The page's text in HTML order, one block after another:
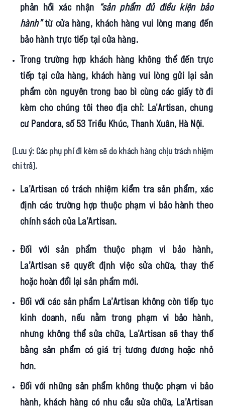
phản hồi xác nhận “sản phẩm đủ điều kiện bảo
hành”từ cửa hàng, khách hàng vui lòng mang đến
bảo hành trực tiếp tại cửa hàng.
Trong trường hợp khách hàng không thể đến trực
tiếp tại cửa hàng, khách hàng vui lòng gửi lại sản
phẩm còn nguyên trong bao bì cùng các giấy tờ đi
kèm cho chúng tôi theo địa chỉ: La'Artisan, chung
cư Pandora, số 53 Triều Khúc, Thanh Xuân, Hà Nội.
(Lưu ý: Các phụ phí đi kèm sẽ do khách hàng chịu trách nhiệm
chi trả).
La’Artisan có trách nhiệm kiểm tra sản phẩm, xác
định các trường hợp thuộc phạm vi bảo hành theo
chính sách của La’Artisan.
Đối với sản phẩm thuộc phạm vi bảo hành,
La’Artisan sẽ quyết định việc sửa chữa, thay thế
hoặc hoàn đổi lại sản phẩm mới.
Đối với các sản phẩm La’Artisan không còn tiếp tục
kinh doanh, nếu nằm trong phạm vi bảo hành,
nhưng không thể sửa chữa, La’Artisan sẽ thay thế
bằng sản phẩm có giá trị tương đương hoặc nhỏ
hơn.
Đối với những sản phẩm không thuộc phạm vi bảo
hành, khách hàng có nhu cầu sửa chữa, La’Artisan